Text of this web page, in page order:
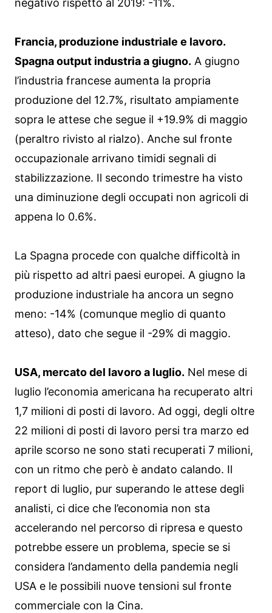
negativo rispetto al 2019: -11%.
Francia, produzione industriale e lavoro.
Spagna output industria a giugno. A giugno
l’industria francese aumenta la propria
produzione del 12.7%, risultato ampiamente
sopra le attese che segue il +19.9% di maggio
(peraltro rivisto al rialzo). Anche sul fronte
occupazionale arrivano timidi segnali di
stabilizzazione. Il secondo trimestre ha visto
una diminuzione degli occupati non agricoli di
appena lo 0.6%.
La Spagna procede con qualche difficoltà in
più rispetto ad altri paesi europei. A giugno la
produzione industriale ha ancora un segno
meno: -14% (comunque meglio di quanto
atteso), dato che segue il -29% di maggio.
USA, mercato del lavoro a luglio. Nel mese di
luglio l’economia americana ha recuperato altri
1,7 milioni di posti di lavoro. Ad oggi, degli oltre
22 milioni di posti di lavoro persi tra marzo ed
aprile scorso ne sono stati recuperati 7 milioni,
con un ritmo che però è andato calando. Il
report di luglio, pur superando le attese degli
analisti, ci dice che l’economia non sta
accelerando nel percorso di ripresa e questo
potrebbe essere un problema, specie se si
considera l’andamento della pandemia negli
USA e le possibili nuove tensioni sul fronte
commerciale con la Cina.